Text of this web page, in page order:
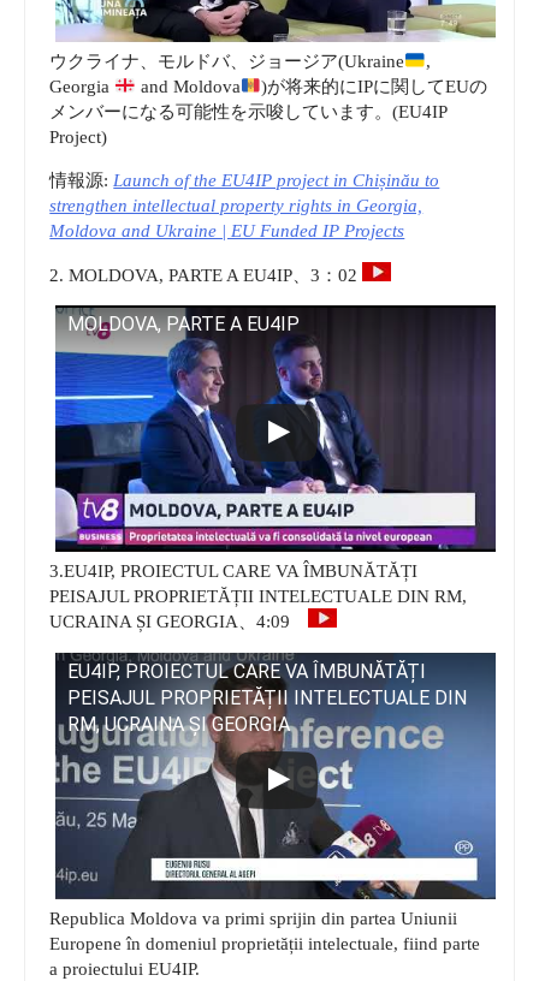
ウクライナ、モルドバ、ジョージア(Ukraine
,
Georgia
and Moldova
)が将来的にIPに関してEUの
メンバーになる可能性を示唆しています。(EU4IP
Project)
情報源: Launch of the EU4IP project in Chișinău to
strengthen intellectual property rights in Georgia,
Moldova and Ukraine | EU Funded IP Projects
2. MOLDOVA, PARTE A EU4IP、3：02
MOLDOVA, PARTE A EU4IP
3.EU4IP, PROIECTUL CARE VA ÎMBUNĂTĂȚI
PEISAJUL PROPRIETĂȚII INTELECTUALE DIN RM,
UCRAINA ȘI GEORGIA、4:09
EU4IP, PROIECTUL CARE VA ÎMBUNĂTĂȚI
PEISAJUL PROPRIETĂȚII INTELECTUALE DIN
RM, UCRAINA ȘI GEORGIA
Republica Moldova va primi sprijin din partea Uniunii
Europene în domeniul proprietății intelectuale, fiind parte
a proiectului EU4IP.